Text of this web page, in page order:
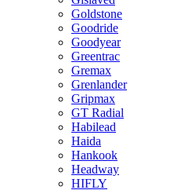
Goldstone
Goodride
Goodyear
Greentrac
Gremax
Grenlander
Gripmax
GT Radial
Habilead
Haida
Hankook
Headway
HIFLY